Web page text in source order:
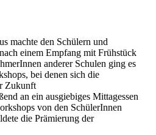
machte den Schülern und
einem Empfang mit Frühstück
anderer Schulen ging es
bei denen sich die
Zukunft
an ein ausgiebiges Mittagessen
von den SchülerInnen
die Prämierung der